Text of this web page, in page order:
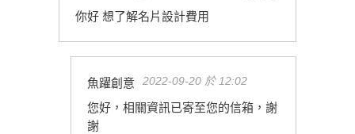
你好 想了解名片設計費用
魚躍創意 2022-09-20 於 12:02
您好，相關資訊已寄至您的信箱，謝
謝